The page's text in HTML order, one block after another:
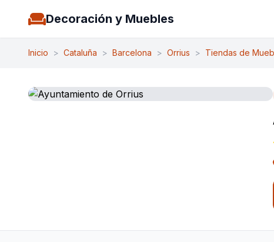
Decoración y Muebles
Inicio > Cataluña > Barcelona > Orrius > Tiendas de